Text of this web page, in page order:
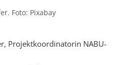
Foto: Pixabay
Projektkoordinatorin NABU-